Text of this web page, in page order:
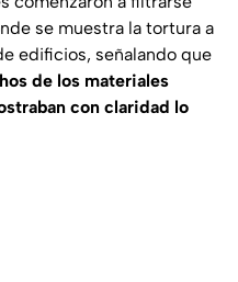
se muestra la tortura a
edificios, señalando que
de los materiales
con claridad lo